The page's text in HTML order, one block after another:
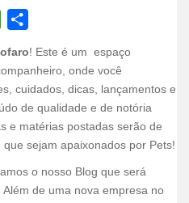
r
e
! Este é um espaço
onde você
cuidados, dicas, lançamentos e
de qualidade e de notória
e matérias postadas serão de
sejam apaixonados por Pets!
o nosso Blog que será
de uma nova empresa no